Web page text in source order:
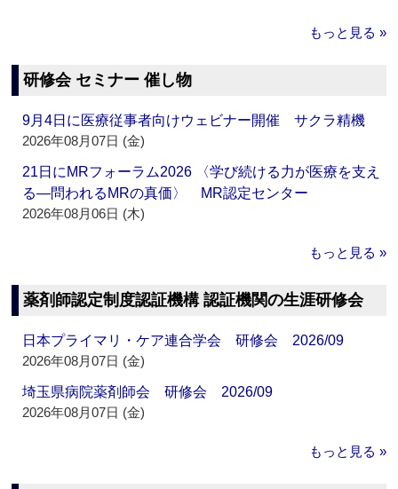
もっと見る »
研修会 セミナー 催し物
9月4日に医療従事者向けウェビナー開催 サクラ精機
2026年08月07日 (金)
21日にMRフォーラム2026 〈学び続ける力が医療を支え
る―問われるMRの真価〉 MR認定センター
2026年08月06日 (木)
もっと見る »
薬剤師認定制度認証機構 認証機関の生涯研修会
日本プライマリ・ケア連合学会 研修会 2026/09
2026年08月07日 (金)
埼玉県病院薬剤師会 研修会 2026/09
2026年08月07日 (金)
もっと見る »